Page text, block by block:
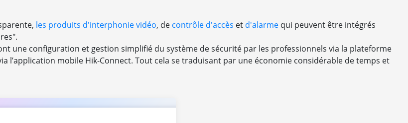
les produits d'interphonie vidéo, de contrôle d'accès et d'alarme qui peuvent être intégrés
une configuration et gestion simplifié du système de sécurité par les professionnels via la plateforme
l’application mobile Hik-Connect. Tout cela se traduisant par une économie considérable de temps et